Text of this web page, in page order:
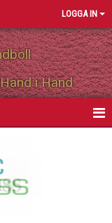
LOGGA IN
i Hand